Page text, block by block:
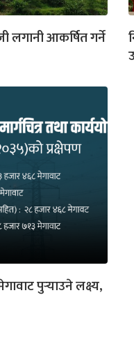
लगानी आकर्षित गर्ने
पुर्‍याउने लक्ष्य,